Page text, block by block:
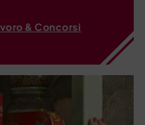
& Concorsi